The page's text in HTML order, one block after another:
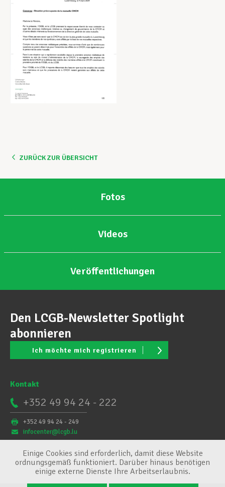
ZURÜCK ZUR ÜBERSICHT
Fotos
Videos
Veröffentlichungen
Den LCGB-Newsletter Spotlight
abonnieren
Ich möchte mich registrieren
Kontakt
+352 49 94 24 - 222
+352 49 94 24 - 249
infocenter@lcgb.lu
Einige Cookies sind erforderlich, damit diese Website
ordnungsgemäß funktioniert. Darüber hinaus benötigen
einige externe Dienste Ihre Arbeitserlaubnis.